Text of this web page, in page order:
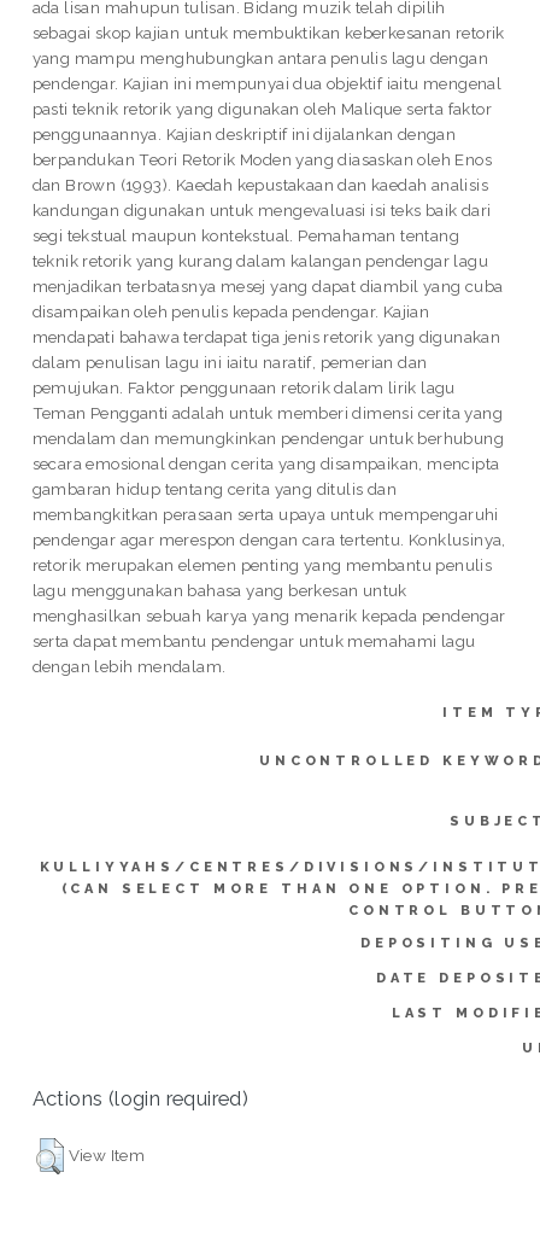
ada lisan mahupun tulisan. Bidang muzik telah dipilih
sebagai skop kajian untuk membuktikan keberkesanan retorik
yang mampu menghubungkan antara penulis lagu dengan
pendengar. Kajian ini mempunyai dua objektif iaitu mengenal
pasti teknik retorik yang digunakan oleh Malique serta faktor
penggunaannya. Kajian deskriptif ini dijalankan dengan
berpandukan Teori Retorik Moden yang diasaskan oleh Enos
dan Brown (1993). Kaedah kepustakaan dan kaedah analisis
kandungan digunakan untuk mengevaluasi isi teks baik dari
segi tekstual maupun kontekstual. Pemahaman tentang
teknik retorik yang kurang dalam kalangan pendengar lagu
menjadikan terbatasnya mesej yang dapat diambil yang cuba
disampaikan oleh penulis kepada pendengar. Kajian
mendapati bahawa terdapat tiga jenis retorik yang digunakan
dalam penulisan lagu ini iaitu naratif, pemerian dan
pemujukan. Faktor penggunaan retorik dalam lirik lagu
Teman Pengganti adalah untuk memberi dimensi cerita yang
mendalam dan memungkinkan pendengar untuk berhubung
secara emosional dengan cerita yang disampaikan, mencipta
gambaran hidup tentang cerita yang ditulis dan
membangkitkan perasaan serta upaya untuk mempengaruhi
pendengar agar merespon dengan cara tertentu. Konklusinya,
retorik merupakan elemen penting yang membantu penulis
lagu menggunakan bahasa yang berkesan untuk
menghasilkan sebuah karya yang menarik kepada pendengar
serta dapat membantu pendengar untuk memahami lagu
dengan lebih mendalam.
ITEM
UNCONTROLLED
KULLIYYAHS/CENTRES/DIVISIONS/
(CAN SELECT MORE THAN ONE OPTION.
CONTROL
DEPOSITING
DATE
LAST
Actions (login required)
View Item